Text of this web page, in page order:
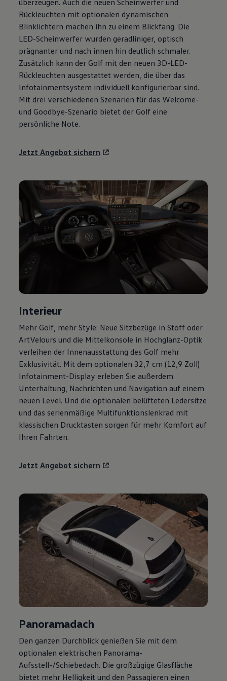
Motorenöl und Flüssigkeiten
Räder und Reifen
Pannen- und Unfallhilfe
Economy Service
Volkswagen Teile
Zubehör
Modellspezifisches Zubehör
Schutz und Pflege
Transport
Entertainment und Elektronik
Individualisieren
Wallbox und Ladekabel
Digitale Extras
Dienste für Ihr Modell finden
Updates für Software, Karten und Radio
Kundeninformationen
Volkswagen Kundenbetreuung
Warn- und Kontrollleuchten
Assistenzsysteme
Digitale Betriebsanleitung
Live Beratung
Magazin
Lifestyle
Transport
Pannen- und Unfallhilfe
Rückleuchten mit optionalen dynamischen
Blinklichtern machen ihn zu einem Blickfang. Die
LED-Scheinwerfer wurden geradliniger, optisch
prägnanter und nach innen hin deutlich schmaler.
Zusätzlich kann der Golf mit den neuen 3D-LED-
Rückleuchten ausgestattet werden, die über das
Infotainmentsystem individuell konfigurierbar sind.
Mit drei verschiedenen Szenarien für das Welcome-
und Goodbye-Szenario bietet der Golf eine
persönliche Note.
Jetzt Angebot sichern
Interieur
Mehr Golf , mehr Style: Neue Sitzbezüge in Stoff oder
ArtVelours und die Mittelkonsole in Hochglanz-Optik
verleihen der Innenausstattung des Golf mehr
Exklusivität. Mit dem optionalen 32,7 cm (12,9 Zoll)
Infotainment-Display erleben Sie außerdem
Unterhaltung, Nachrichten und Navigation auf einem
neuen Level. Und die optionalen belüfteten Ledersitze
und das serienmäßige Multifunktionslenkrad mit
klassischen Drucktasten sorgen für mehr Komfort auf
Ihren Fahrten.
Jetzt Angebot sichern
Panoramadach
Den ganzen Durchblick genießen Sie mit dem
optionalen elektrischen Panorama-
Aufsstell-/Schiebedach. Die großzügige Glasfläche
bietet mehr Helligkeit und den Passagieren einen